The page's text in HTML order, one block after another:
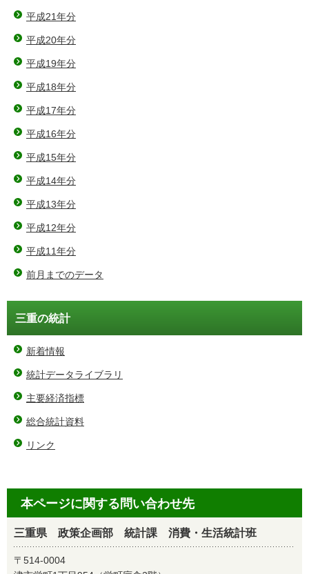
平成21年分
平成20年分
平成19年分
平成18年分
平成17年分
平成16年分
平成15年分
平成14年分
平成13年分
平成12年分
平成11年分
前月までのデータ
三重の統計
新着情報
統計データライブラリ
主要経済指標
総合統計資料
リンク
本ページに関する問い合わせ先
三重県 政策企画部 統計課 消費・生活統計班
〒514-0004